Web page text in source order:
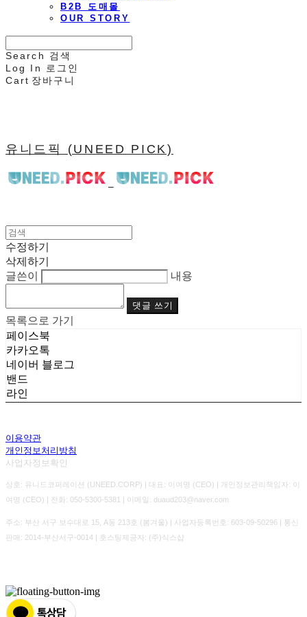
B2B 도매몰
OUR STORY
Search
검색
Log In
로그인
Cart 장바구니
유니드픽 (UNEED PICK)
수정하기
삭제하기
글쓴이
내용
댓글 쓰기
목록으로 가기
페이스북
카카오톡
네이버 블로그
밴드
라인
이용약관
개인정보처리방침
사업자정보확인
상호: 유니드코퍼레이션 (UNEED.CORP) | 대표: 이여명 (CEO) | 개인정보관리책임자: 이
여명 (CEO) | 전화: 050-5300-5381 | 이메일: duaud203@naver.com
주소: 부산 서구 보수대로 15, A동 213호 (봄겨울) | 사업자등록번호: 603-09-50296 | 통신
판매: 2014-부산서구-0014 | 호스팅제공자: (주)식스샵